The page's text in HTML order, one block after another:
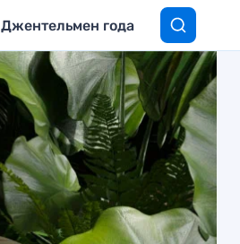
Джентельмен года